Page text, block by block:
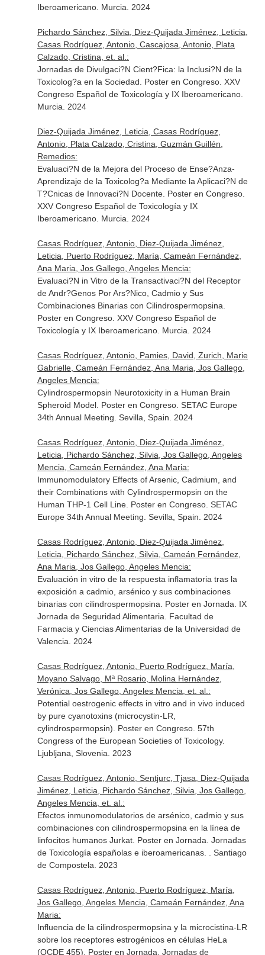
Iberoamericano. Murcia. 2024
Pichardo Sánchez, Silvia, Diez-Quijada Jiménez, Leticia,
Casas Rodríguez, Antonio, Cascajosa, Antonio, Plata
Calzado, Cristina, et. al.:
Jornadas de Divulgaci?N Cient?Fica: la Inclusi?N de la
Toxicolog?a en la Sociedad. Poster en Congreso. XXV
Congreso Español de Toxicología y IX Iberoamericano.
Murcia. 2024
Diez-Quijada Jiménez, Leticia, Casas Rodríguez,
Antonio, Plata Calzado, Cristina, Guzmán Guillén,
Remedios:
Evaluaci?N de la Mejora del Proceso de Ense?Anza-
Aprendizaje de la Toxicolog?a Mediante la Aplicaci?N de
T?Cnicas de Innovaci?N Docente. Poster en Congreso.
XXV Congreso Español de Toxicología y IX
Iberoamericano. Murcia. 2024
Casas Rodríguez, Antonio, Diez-Quijada Jiménez,
Leticia, Puerto Rodríguez, María, Cameán Fernández,
Ana Maria, Jos Gallego, Angeles Mencia:
Evaluaci?N in Vitro de la Transactivaci?N del Receptor
de Andr?Genos Por Ars?Nico, Cadmio y Sus
Combinaciones Binarias con Cilindrospermopsina.
Poster en Congreso. XXV Congreso Español de
Toxicología y IX Iberoamericano. Murcia. 2024
Casas Rodríguez, Antonio, Pamies, David, Zurich, Marie
Gabrielle, Cameán Fernández, Ana Maria, Jos Gallego,
Angeles Mencia:
Cylindrospermopsin Neurotoxicity in a Human Brain
Spheroid Model. Poster en Congreso. SETAC Europe
34th Annual Meeting. Sevilla, Spain. 2024
Casas Rodríguez, Antonio, Diez-Quijada Jiménez,
Leticia, Pichardo Sánchez, Silvia, Jos Gallego, Angeles
Mencia, Cameán Fernández, Ana Maria:
Immunomodulatory Effects of Arsenic, Cadmium, and
their Combinations with Cylindrospermopsin on the
Human THP-1 Cell Line. Poster en Congreso. SETAC
Europe 34th Annual Meeting. Sevilla, Spain. 2024
Casas Rodríguez, Antonio, Diez-Quijada Jiménez,
Leticia, Pichardo Sánchez, Silvia, Cameán Fernández,
Ana Maria, Jos Gallego, Angeles Mencia:
Evaluación in vitro de la respuesta inflamatoria tras la
exposición a cadmio, arsénico y sus combinaciones
binarias con cilindrospermopsina. Poster en Jornada. IX
Jornada de Seguridad Alimentaria. Facultad de
Farmacia y Ciencias Alimentarias de la Universidad de
Valencia. 2024
Casas Rodríguez, Antonio, Puerto Rodríguez, María,
Moyano Salvago, Mª Rosario, Molina Hernández,
Verónica, Jos Gallego, Angeles Mencia, et. al.:
Potential oestrogenic effects in vitro and in vivo induced
by pure cyanotoxins (microcystin-LR,
cylindrospermopsin). Poster en Congreso. 57th
Congress of the European Societies of Toxicology.
Ljubljana, Slovenia. 2023
Casas Rodríguez, Antonio, Sentjurc, Tjasa, Diez-Quijada
Jiménez, Leticia, Pichardo Sánchez, Silvia, Jos Gallego,
Angeles Mencia, et. al.:
Efectos inmunomodulatorios de arsénico, cadmio y sus
combinaciones con cilindrospermopsina en la línea de
linfocitos humanos Jurkat. Poster en Jornada. Jornadas
de Toxicología españolas e iberoamericanas. . Santiago
de Compostela. 2023
Casas Rodríguez, Antonio, Puerto Rodríguez, María,
Jos Gallego, Angeles Mencia, Cameán Fernández, Ana
Maria:
Influencia de la cilindrospermopsina y la microcistina-LR
sobre los receptores estrogénicos en células HeLa
(OCDE 455). Poster en Jornada. Jornadas de